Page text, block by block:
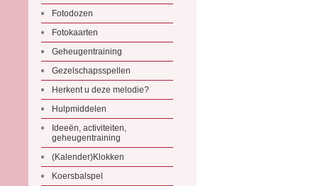
Fotodozen
Fotokaarten
Geheugentraining
Gezelschapsspellen
Herkent u deze melodie?
Hulpmiddelen
Ideeën, activiteiten,
geheugentraining
(Kalender)Klokken
Koersbalspel